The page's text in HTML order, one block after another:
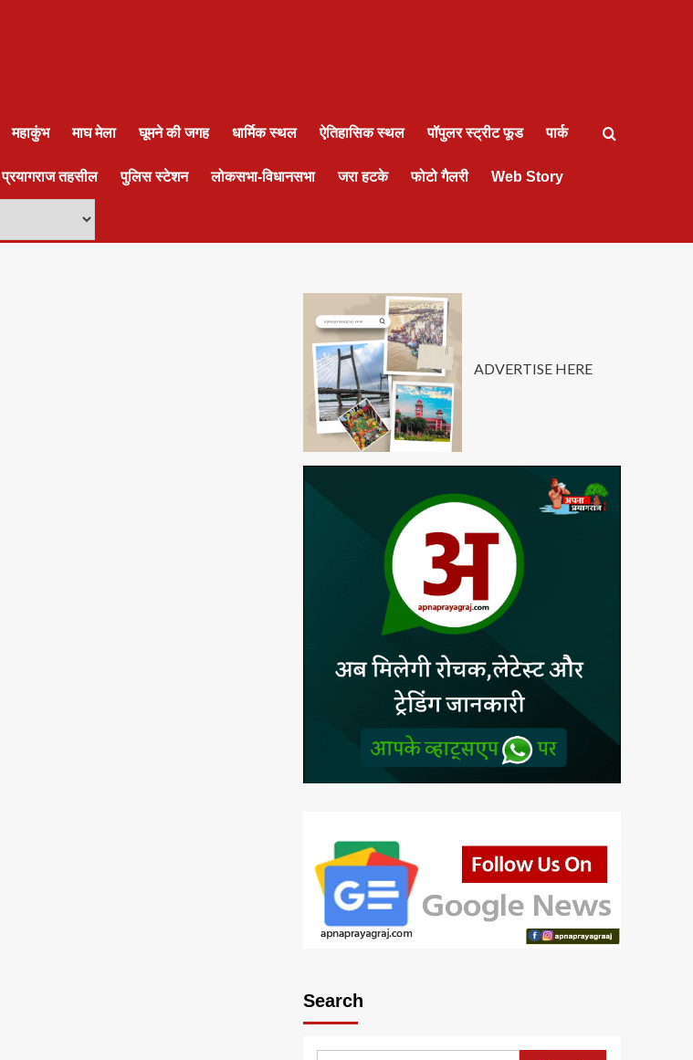
महाकुंभ माघ मेला घूमने की जगह धार्मिक स्थल ऐतिहासिक स्थल पॉपुलर स्ट्रीट फूड पार्क
प्रयागराज तहसील पुलिस स्टेशन लोकसभा-विधानसभा जरा हटके फोटो गैलरी Web Story
ADVERTISE HERE
Search